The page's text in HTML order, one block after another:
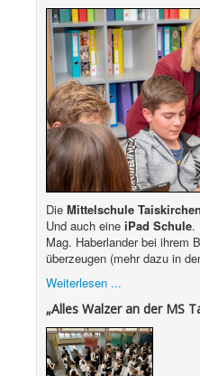
Die Mittelschule Taiskirchen
Und auch eine iPad Schule.
Mag. Haberlander bei ihrem
überzeugen (mehr dazu in
Weiterlesen ...
„Alles Walzer an der MS